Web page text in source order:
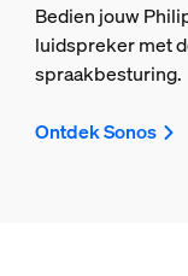
Bedien jouw
luidspreker met
spraakbesturing.
Ontdek Sonos